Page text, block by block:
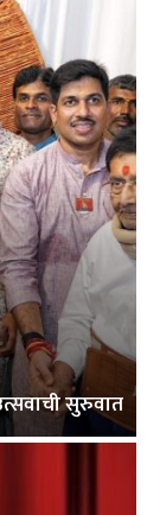
सुरुवात